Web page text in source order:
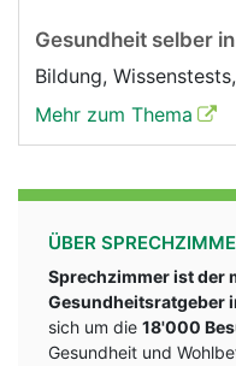
Gesundheit selber
Bildung,
Mehr zum Thema
ÜBER
Sprechzimmer ist der
Gesundheitsratgeber
sich um die 18'000
Gesundheit und